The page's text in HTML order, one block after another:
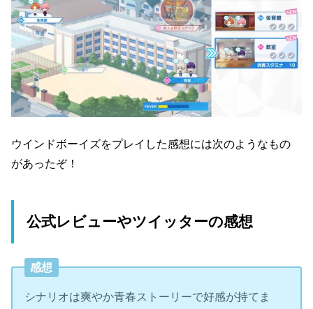
ウインドボーイズをプレイした感想には次のようなもの
があったぞ！
公式レビューやツイッターの感想
感想
シナリオは爽やか青春ストーリーで好感が持てま